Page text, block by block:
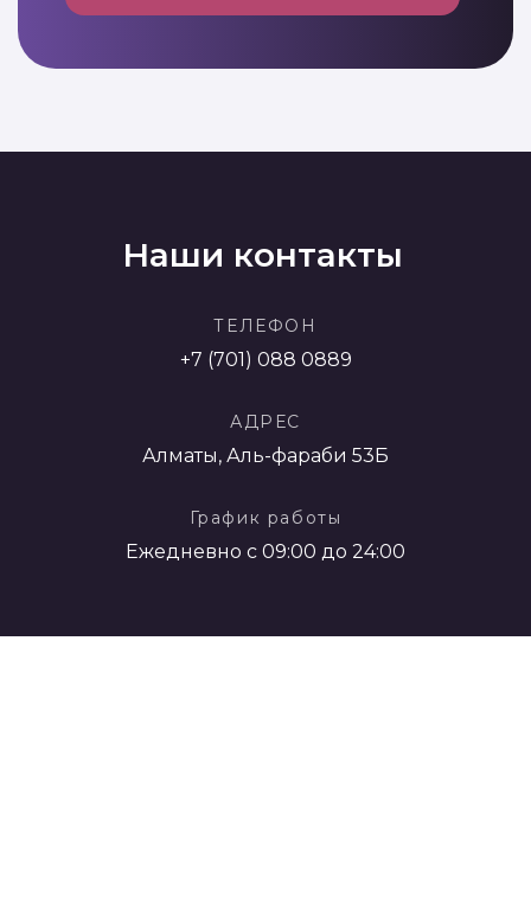
Наши контакты
ТЕЛЕФОН
+7 (701) 088 0889
АДРЕС
Алматы, Аль-фараби 53Б
График работы
Ежедневно с 09:00 до 24:00